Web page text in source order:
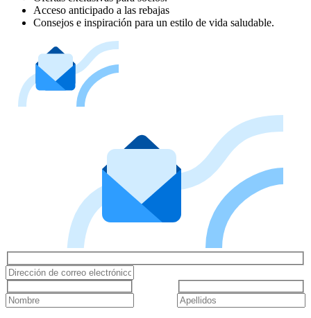
Acceso anticipado a las rebajas
Consejos e inspiración para un estilo de vida saludable.